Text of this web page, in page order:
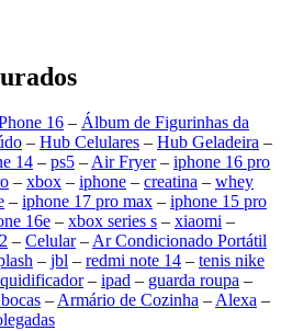
16 – Álbum de Figurinhas da
– Hub Celulares – Hub Geladeira –
14 – ps5 –Air Fryer– iphone 16 pro
– xbox – iphone – creatina – whey
– iphone 17 pro max – iphone 15 pro
16e – xbox series s – xiaomi –
– Celular–Ar Condicionado Portátil
– jbl – redmi note 14 – tenis nike
– ipad – guarda roupa –
–Armário de Cozinha –Alexa –